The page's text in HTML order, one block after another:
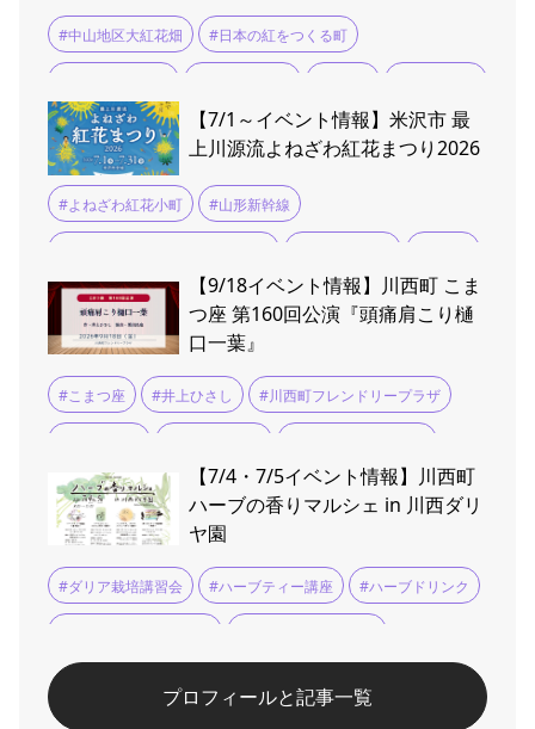
#中山地区大紅花畑 #日本の紅をつくる町
【7/1～イベント情報】米沢市 最
上川源流よねざわ紅花まつり2026
#よねざわ紅花小町 #山形新幹線
#紅花染め体験
【9/18イベント情報】川西町 こま
つ座 第160回公演『頭痛肩こり樋
口一葉』
#こまつ座 #井上ひさし #川西町フレンドリープラザ
【7/4・7/5イベント情報】川西町
ハーブの香りマルシェ in 川西ダリ
ヤ園
#ダリア栽培講習会 #ハーブティー講座 #ハーブドリンク
プロフィールと記事一覧